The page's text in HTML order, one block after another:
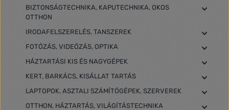
BIZTONSÁGTECHNIKA, KAPUTECHNIKA, OKOS
OTTHON
IRODAFELSZERELÉS, TANSZEREK
FOTÓZÁS, VIDEÓZÁS, OPTIKA
HÁZTARTÁSI KIS ÉS NAGYGÉPEK
KERT, BARKÁCS, KISÁLLAT TARTÁS
LAPTOPOK, ASZTALI SZÁMÍTÓGÉPEK, SZERVEREK
OTTHON, HÁZTARTÁS, VILÁGÍTÁSTECHNIKA